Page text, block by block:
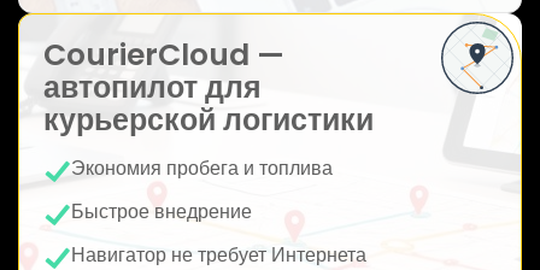
CourierCloud —
автопилот для
курьерской логистики
Экономия пробега и топлива
Быстрое внедрение
Навигатор не требует Интернета